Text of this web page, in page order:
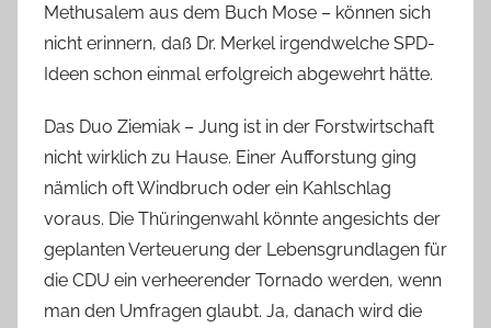
Methusalem aus dem Buch Mose – können sich
nicht erinnern, daß Dr. Merkel irgendwelche SPD-
Ideen schon einmal erfolgreich abgewehrt hätte.
Das Duo Ziemiak – Jung ist in der Forstwirtschaft
nicht wirklich zu Hause. Einer Aufforstung ging
nämlich oft Windbruch oder ein Kahlschlag
voraus. Die Thüringenwahl könnte angesichts der
geplanten Verteuerung der Lebensgrundlagen für
die CDU ein verheerender Tornado werden, wenn
man den Umfragen glaubt. Ja, danach wird die